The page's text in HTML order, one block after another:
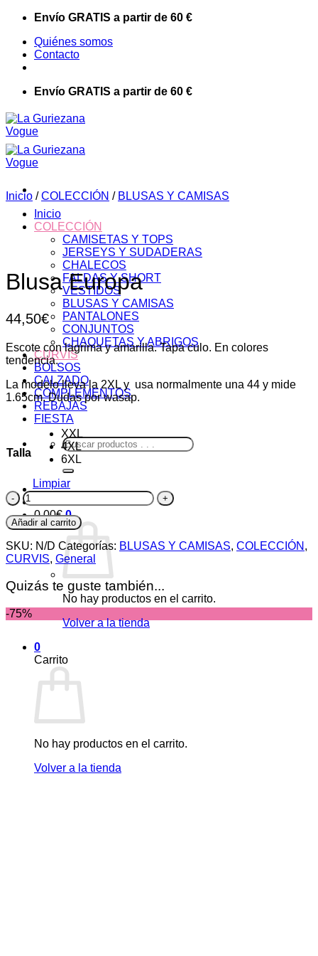
Saltar
contenido
Envío GRATIS a partir de 60 €
Quiénes somos
Contacto
Envío GRATIS a partir de 60 €
Inicio
COLECCIÓN
CAMISETAS Y TOPS
JERSEYS Y SUDADERAS
CHALECOS
FALDAS Y SHORT
VESTIDOS
BLUSAS Y CAMISAS
PANTALONES
CONJUNTOS
CHAQUETAS Y ABRIGOS
CURVIS
BOLSOS
CALZADO
COMPLEMENTOS
REBAJAS
FIESTA
Buscar
por:
0,00€ 0
No hay productos en el carrito.
Volver a la tienda
0
Carrito
No hay productos en el carrito.
Volver a la tienda
Inicio / COLECCIÓN / BLUSAS Y CAMISAS
Blusa Europa
44,50€
Escote con lagrima y amarilla. Tapa culo. En colores
tendencia.
La modelo lleva la 2XL y usa normalmente una 44 y mide
1.65cm. Dudas por wasap.
Talla
XXL
4XL
6XL
Limpiar
Blusa
Europa
cantidad
Añadir al carrito
SKU: N/D Categorías: BLUSAS Y CAMISAS, COLECCIÓN ,
CURVIS, General
Quizás te guste también...
-75%